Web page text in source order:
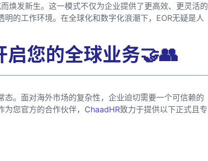
焕发新生。这一模式不仅为企业提供了更高效、更灵活的
的工作环境。在全球化和数字化浪潮下，EOR无疑是人
启您的全球业务🤝👥
。面对海外市场的复杂性，企业迫切需要一个可信赖的
您官方的合作伙伴， ChaadHR致力于提供以下正式且专